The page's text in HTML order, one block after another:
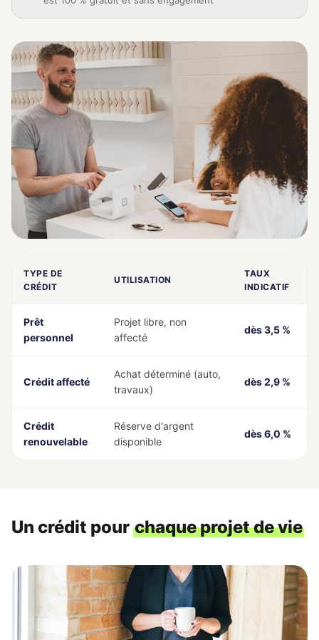
TYPE DE
CRÉDIT
UTILISATION
TAUX
INDICATIF
Prêt
personnel
Projet libre, non
affecté
dès 3,5 %
Crédit affecté
Achat déterminé (auto,
travaux)
dès 2,9 %
Crédit
renouvelable
Réserve d'argent
disponible
dès 6,0 %
Un crédit pour chaque projet de vie